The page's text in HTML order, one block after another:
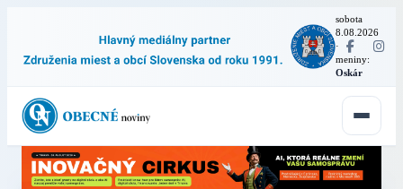
sobota
8.08.2026
·
meniny:
Oskár